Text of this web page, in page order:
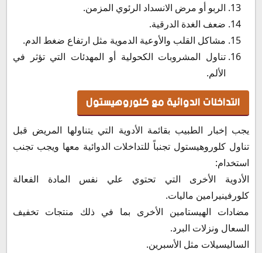
الربو أو مرض الانسداد الرئوي المزمن.
ضعف الغدة الدرقية.
مشاكل القلب والأوعية الدموية مثل ارتفاع ضغط الدم.
تناول المشروبات الكحولية أو المهدئات التي تؤثر في
الألم.
التداخلات الدوائية مع كلوروهيستول
يجب إخبار الطبيب بقائمة الأدوية التي يتناولها المريض قبل
تناول كلوروهيستول تجنباً للتداخلات الدوائية معها ويجب تجنب
استخدام:
الأدوية الأخرى التي تحتوي علي نفس المادة الفعالة
كلورفينيرامين ماليات.
مضادات الهيستامين الأخرى بما في ذلك منتجات تخفيف
السعال ونزلات البرد.
الساليسيلات مثل الأسبرين.